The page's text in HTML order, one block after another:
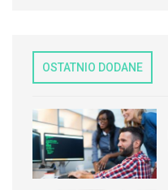
OSTATNIO DODANE